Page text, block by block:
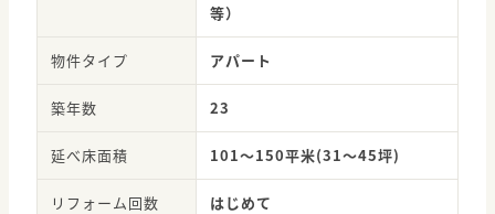
等）
物件タイプ アパート
築年数 23
延べ床面積 101～150平米(31～45坪)
リフォーム回数 はじめて